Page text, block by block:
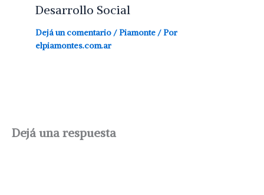
Desarrollo Social
Dejá un comentario /Piamonte / Por
elpiamontes.com.ar
Dejá una respuesta